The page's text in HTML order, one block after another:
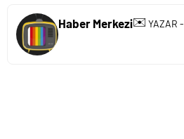
Haber Merkezi✉️ YAZAR